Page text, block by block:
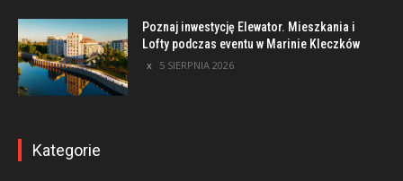
Poznaj inwestycję Elewator. Mieszkania i
Lofty podczas eventu w Marinie Kleczków
5 SIERPNIA 2026
Kategorie